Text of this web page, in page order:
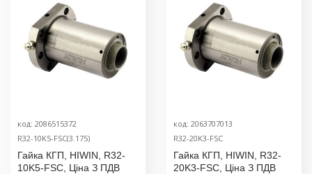
код: 2086515372
R32-10K5-FSC(3.175)
Гайка КГП, HIWIN, R32-
10K5-FSC, Ціна З ПДВ
код: 2063707013
R32-20K3-FSC
Гайка КГП, HIWIN, R32-
20K3-FSC, Ціна З ПДВ